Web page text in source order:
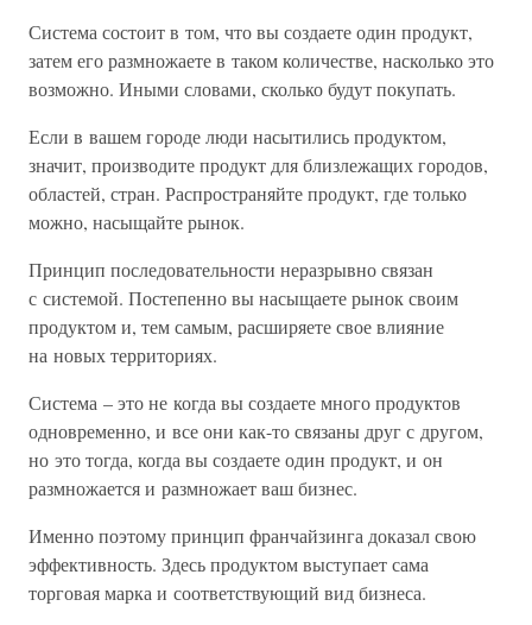
Система состоит в том, что вы создаете один продукт,
затем его размножаете в таком количестве, насколько это
возможно. Иными словами, сколько будут покупать.
Если в вашем городе люди насытились продуктом,
значит, производите продукт для близлежащих городов,
областей, стран. Распространяйте продукт, где только
можно, насыщайте рынок.
Принцип последовательности неразрывно связан
с системой. Постепенно вы насыщаете рынок своим
продуктом и, тем самым, расширяете свое влияние
на новых территориях.
Система – это не когда вы создаете много продуктов
одновременно, и все они как-то связаны друг с другом,
но это тогда, когда вы создаете один продукт, и он
размножается и размножает ваш бизнес.
Именно поэтому принцип франчайзинга доказал свою
эффективность. Здесь продуктом выступает сама
торговая марка и соответствующий вид бизнеса.